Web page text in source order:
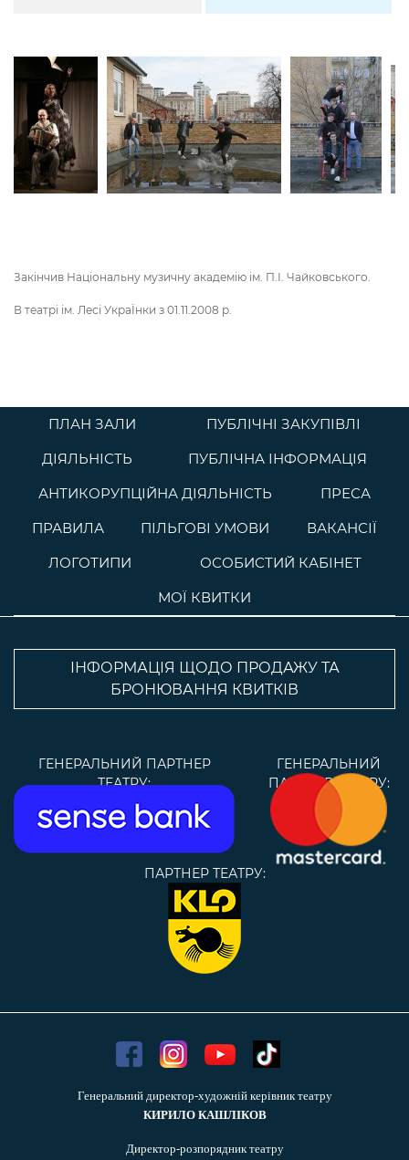
Закінчив Національну музичну академію ім. П.І. Чайковського.
В театрі ім. Лесі УкраЇнки з 01.11.2008 р.
ПЛАН ЗАЛИ
ПУБЛІЧНІ ЗАКУПІВЛІ
ДІЯЛЬНІСТЬ
ПУБЛІЧНА ІНФОРМАЦІЯ
АНТИКОРУПЦІЙНА ДІЯЛЬНІСТЬ
ПРЕСА
ПРАВИЛА
ПІЛЬГОВІ УМОВИ
ВАКАНСІЇ
ЛОГОТИПИ
ОСОБИСТИЙ КАБІНЕТ
МОЇ КВИТКИ
ІНФОРМАЦІЯ ЩОДО ПРОДАЖУ ТА
БРОНЮВАННЯ КВИТКІВ
ГЕНЕРАЛЬНИЙ ПАРТНЕР
ТЕАТРУ:
ГЕНЕРАЛЬНИЙ
ПАРТНЕР ТЕАТРУ:
ПАРТНЕР ТЕАТРУ:
Генеральний директор-художній керівник театру
КИРИЛО КАШЛІКОВ
Директор-розпорядник театру